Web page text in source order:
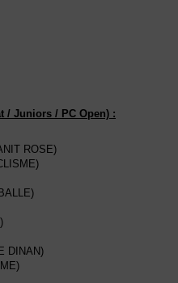
/ Juniors / PC Open) :
ROSE)
DINAN)